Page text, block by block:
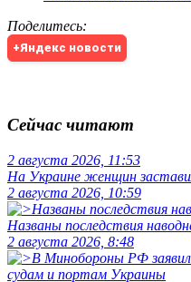
Поделитесь:
+Яндекс новости
Сейчас читают
2 августа 2026, 11:53
На Украине женщин
2 августа 2026, 10:59
Названы последствия
2 августа 2026, 8:48